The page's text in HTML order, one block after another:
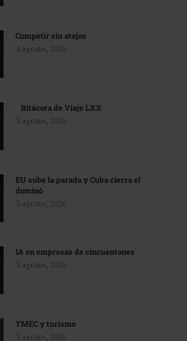
Competir sin atajos
4 agosto, 2026
Bitácora de Viaje LXX
3 agosto, 2026
EU sube la parada y Cuba cierra el
dominó
3 agosto, 2026
IA en empresas de cincuentones
3 agosto, 2026
TMEC y turismo
3 agosto, 2026